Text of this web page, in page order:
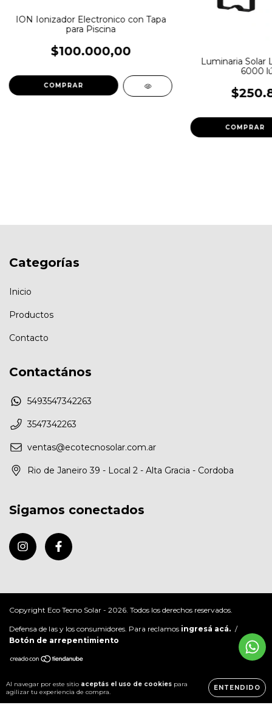
Al navegar por este sitio aceptás el uso de cookies para
agilizar tu experiencia de compra.
ENTENDIDO
ION Ionizador Electronico con Tapa
para Piscina
$100.000,00
Luminaria Solar
6000
Categorías
Inicio
Productos
Contacto
Contactános
5493547342263
3547342263
ventas@ecotecnosolar.com.ar
Rio de Janeiro 39 - Local 2 - Alta Gracia - Cordoba
Sigamos conectados
Copyright Eco Tecno Solar - 2026. Todos los derechos reservados.
Defensa de las y los consumidores. Para reclamos ingresá acá. /
Botón de arrepentimiento